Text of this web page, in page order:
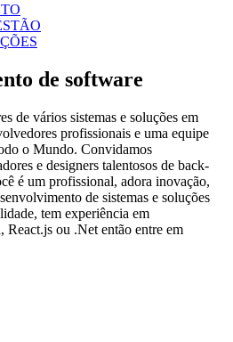
de software
de vários sistemas e soluções em
profissionais e uma equipe
o Mundo. Convidamos
e designers talentosos de back-
é um profissional, adora inovação,
de sistemas e soluções
tem experiência em
React.js ou .Net então entre em